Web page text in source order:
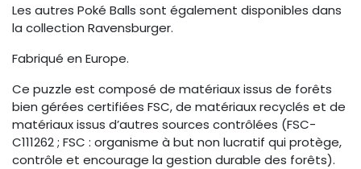
Les autres Poké Balls sont également disponibles dans
la collection Ravensburger.
Fabriqué en Europe.
Ce puzzle est composé de matériaux issus de forêts
bien gérées certifiées FSC, de matériaux recyclés et de
matériaux issus d’autres sources contrôlées (FSC-
C111262 ; FSC : organisme à but non lucratif qui protège,
contrôle et encourage la gestion durable des forêts).